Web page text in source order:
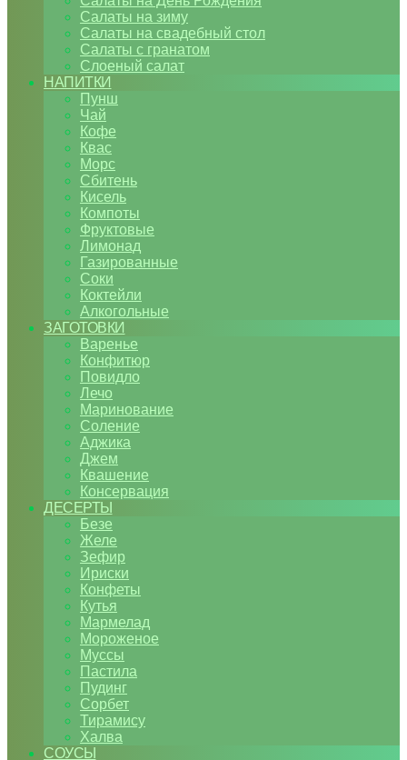
Салаты на зиму
Салаты на свадебный стол
Салаты с гранатом
Слоеный салат
НАПИТКИ
Пунш
Чай
Кофе
Квас
Морс
Сбитень
Кисель
Компоты
Фруктовые
Лимонад
Газированные
Соки
Коктейли
Алкогольные
ЗАГОТОВКИ
Варенье
Конфитюр
Повидло
Лечо
Маринование
Соление
Аджика
Джем
Квашение
Консервация
ДЕСЕРТЫ
Безе
Желе
Зефир
Ириски
Конфеты
Кутья
Мармелад
Мороженое
Муссы
Пастила
Пудинг
Сорбет
Тирамису
Халва
СОУСЫ